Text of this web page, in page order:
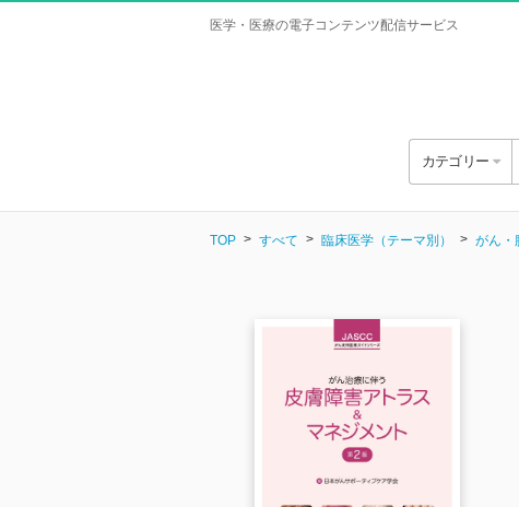
医学・医療の電子コンテンツ配信サービス
カテゴリー
TOP すべて 臨床医学（テーマ別） がん・